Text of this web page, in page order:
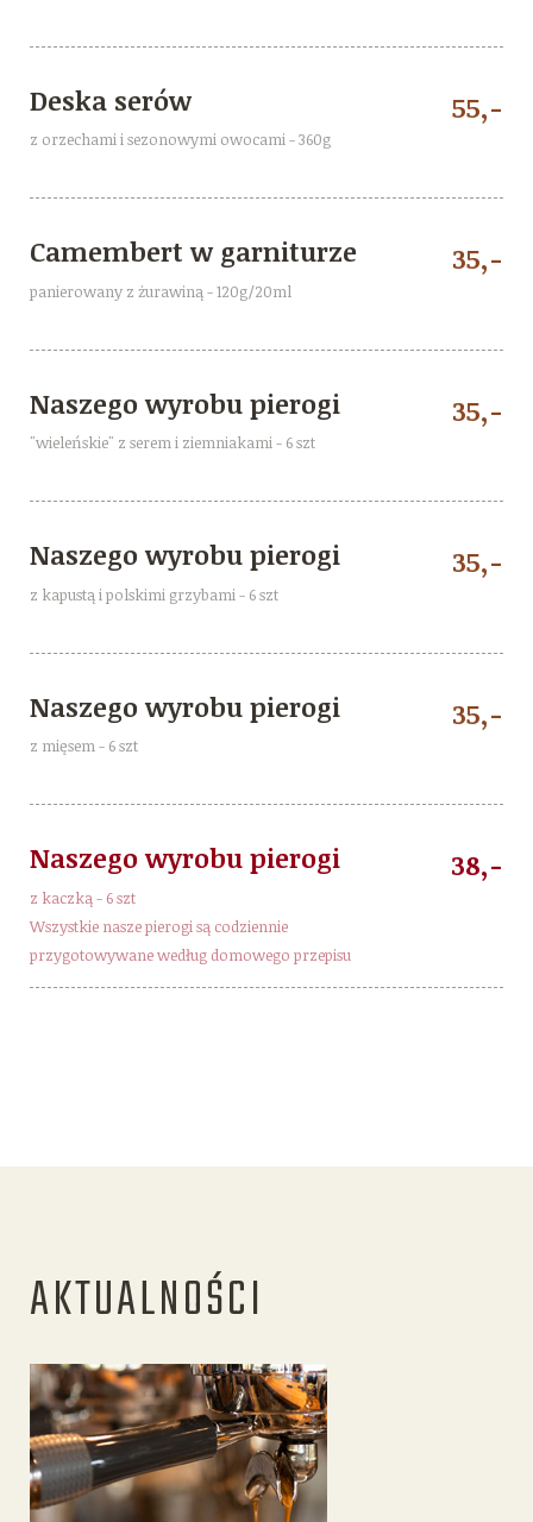
Deska serów 55,-
z orzechami i sezonowymi owocami - 360g
Camembert w garniturze 35,-
panierowany z żurawiną - 120g/20ml
Naszego wyrobu pierogi 35,-
"wieleńskie" z serem i ziemniakami - 6 szt
Naszego wyrobu pierogi 35,-
z kapustą i polskimi grzybami - 6 szt
Naszego wyrobu pierogi 35,-
z mięsem - 6 szt
Naszego wyrobu pierogi 38,-
z kaczką - 6 szt
Wszystkie nasze pierogi są codziennie
przygotowywane według domowego przepisu
AKTUALNOŚCI